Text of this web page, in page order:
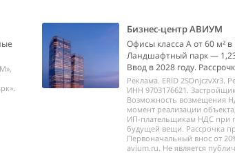
Бизнес-центр АВИУМ
Офисы класса А от 60 м²
Ландшафтный парк —
Ввод в 2028 году.
Реклама. ERID 2SDnjczvXr3.
ИНН 9703176621.
Возможность возмещения
момент реализации
ИП-плательщикам НДС при
будущей вещи. Рассрочка
Первоначальный внос от
avium.ru. Не является